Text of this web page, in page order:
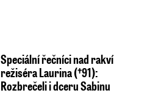
Speciální řečníci nad rakví
režiséra Laurina (†91):
Rozbrečeli i dceru Sabinu